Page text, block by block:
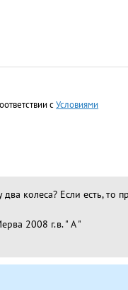
сУсловиями
колеса? Если есть, то
2008 г.в. " A "